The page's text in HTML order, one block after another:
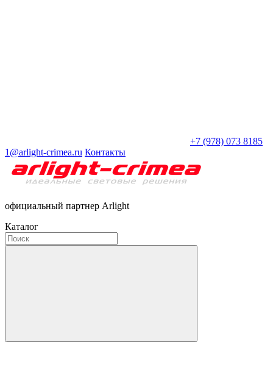
+7 (978) 073 8185
1@arlight-crimea.ru Контакты
официальный партнер Arlight
Каталог